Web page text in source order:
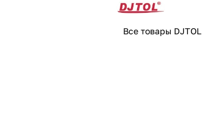
Все товары DJTOL